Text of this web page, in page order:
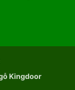
Kingdoor